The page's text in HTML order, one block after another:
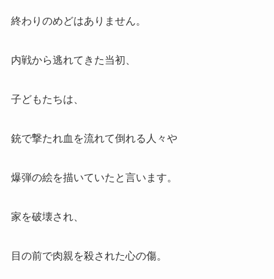
終わりのめどはありません。
内戦から逃れてきた当初、
子どもたちは、
銃で撃たれ血を流れて倒れる人々や
爆弾の絵を描いていたと言います。
家を破壊され、
目の前で肉親を殺された心の傷。